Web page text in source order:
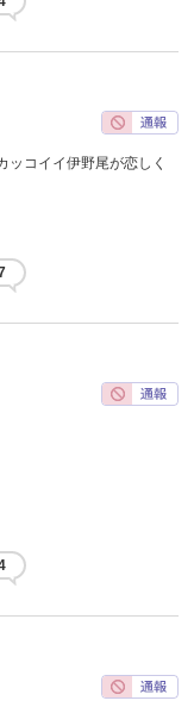
ッコイイ伊野尾が恋しく